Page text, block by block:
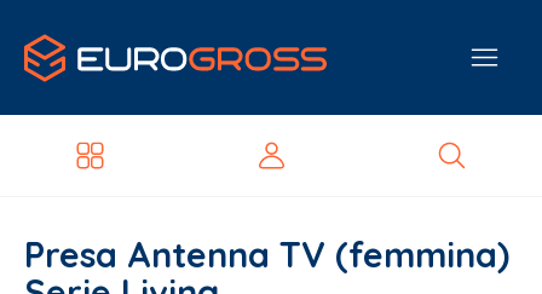
Presa Antenna TV (femmina)